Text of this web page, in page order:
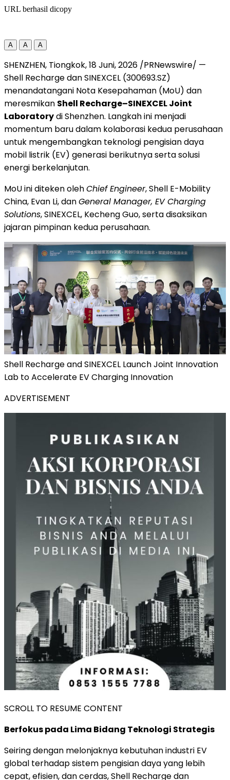
URL berhasil dicopy
A A A
SHENZHEN, Tiongkok,18 Juni, 2026 /PRNewswire/ —
Shell Recharge dan SINEXCEL (300693.SZ)
menandatangani Nota Kesepahaman (MoU) dan
meresmikan Shell Recharge–SINEXCEL Joint
Laboratorydi Shenzhen. Langkah ini menjadi
momentum baru dalam kolaborasi kedua perusahaan
untuk mengembangkan teknologi pengisian daya
mobil listrik (EV) generasi berikutnya serta solusi
energi berkelanjutan.
MoU ini diteken olehChief Engineer, Shell E-Mobility
China, Evan Li, danGeneral Manager, EV Charging
Solutions, SINEXCEL, Kecheng Guo, serta disaksikan
jajaran pimpinan kedua perusahaan.
Shell Recharge and SINEXCEL Launch Joint Innovation
Lab to Accelerate EV Charging Innovation
ADVERTISEMENT
SCROLL TO RESUME CONTENT
Berfokus pada Lima Bidang Teknologi Strategis
Seiring dengan melonjaknya kebutuhan industri EV
global terhadap sistem pengisian daya yang lebih
cepat, efisien, dan cerdas, Shell Recharge dan